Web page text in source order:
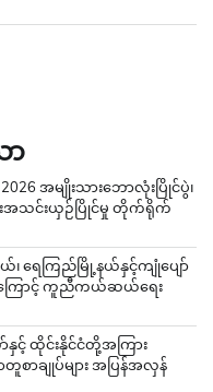
ာ
2026 အမျိုးသားဘောလုံးပြိုင်ပွဲ၊
အသင်းယှဉ်ပြိုင်မှု တိုက်ရိုက်
၊ ရေကြည်မြို့နယ်နှင့်ကျုံပျော်
ကြောင့် ကူညီကယ်ဆယ်ရေး
နှင့် ထိုင်းနိုင်ငံတို့အကြား
တူစာချုပ်များ အပြန်အလှန်